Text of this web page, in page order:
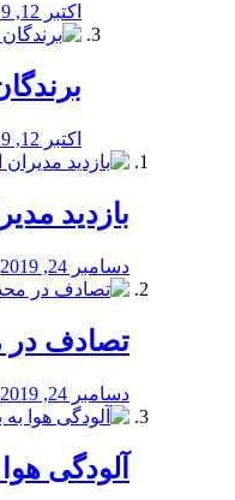
اکتبر 12, 2019
اکتبر 12, 2019
بازدید
دسامبر 24, 2019
تصادف در
دسامبر 24, 2019
آلودگی